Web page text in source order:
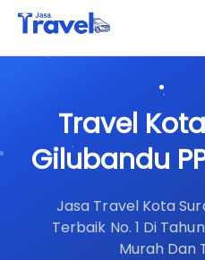
Travel
Gilubandu
Jasa Travel Kota
Terbaik No. 1 Di
Murah Dan